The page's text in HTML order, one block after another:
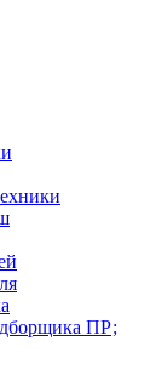
ПР;